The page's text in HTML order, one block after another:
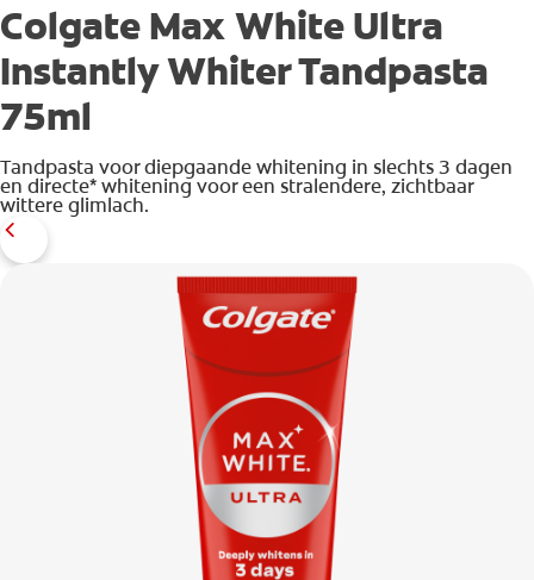
Colgate Max White Ultra
Instantly Whiter Tandpasta
75ml
Tandpasta voor diepgaande whitening in slechts 3 dagen
en directe* whitening voor een stralendere, zichtbaar
wittere glimlach.